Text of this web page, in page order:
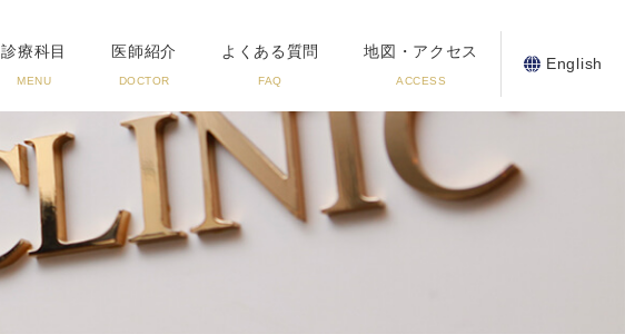
診療科目
MENU
医師紹介
DOCTOR
よくある質問
FAQ
地図・アクセス
ACCESS
English